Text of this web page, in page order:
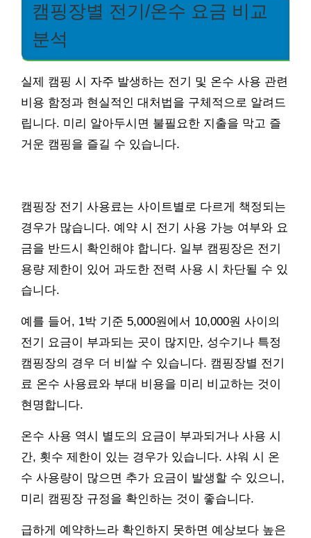
캠핑장별 전기/온수 요금 비교
분석
실제 캠핑 시 자주 발생하는 전기 및 온수 사용 관련
비용 함정과 현실적인 대처법을 구체적으로 알려드
립니다. 미리 알아두시면 불필요한 지출을 막고 즐
거운 캠핑을 즐길 수 있습니다.
캠핑장 전기 사용료는 사이트별로 다르게 책정되는
경우가 많습니다. 예약 시 전기 사용 가능 여부와 요
금을 반드시 확인해야 합니다. 일부 캠핑장은 전기
용량 제한이 있어 과도한 전력 사용 시 차단될 수 있
습니다.
예를 들어, 1박 기준 5,000원에서 10,000원 사이의
전기 요금이 부과되는 곳이 많지만, 성수기나 특정
캠핑장의 경우 더 비쌀 수 있습니다. 캠핑장별 전기
료 온수 사용료와 부대 비용을 미리 비교하는 것이
현명합니다.
온수 사용 역시 별도의 요금이 부과되거나 사용 시
간, 횟수 제한이 있는 경우가 있습니다. 샤워 시 온
수 사용량이 많으면 추가 요금이 발생할 수 있으니,
미리 캠핑장 규정을 확인하는 것이 좋습니다.
급하게 예약하느라 확인하지 못하면 예상보다 높은